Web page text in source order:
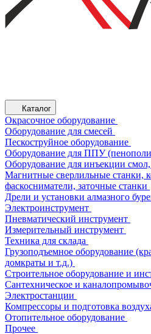
Каталог
Окрасочное оборудование
Оборудование для смесей
Пескоструйное оборудование
Оборудование для ППУ
Оборудование для инъекции смол,
Магнитные сверлильные станки,
фаскосниматели, заточные станки
Дрели и установки алмазного
Электроинструмент
Пневматический инструмент
Измерительный инструмент
Техника для склада
Грузоподъемное оборудование
домкраты и т.д.)
Строительное оборудование и
Сантехническое и
Электростанции
Компрессоры и подготовка
Отопительное оборудование
Прочее